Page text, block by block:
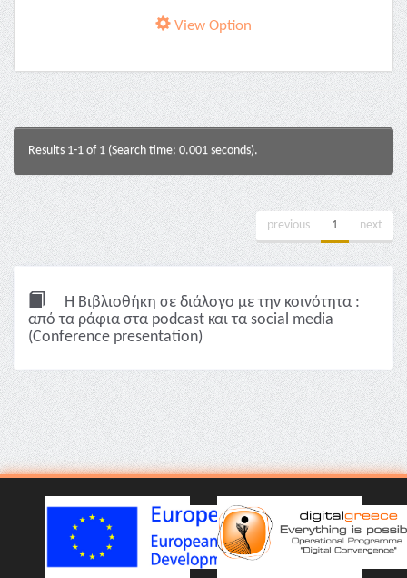
View Option
Results 1-1 of 1 (Search time: 0.001 seconds).
previous 1 next
Η Βιβλιοθήκη σε διάλογο με την κοινότητα :
από τα ράφια στα podcast και τα social media
(Conference presentation)